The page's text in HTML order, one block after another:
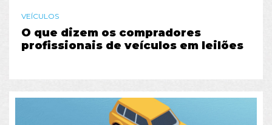
VEÍCULOS
O que dizem os compradores
profissionais de veículos em leilões